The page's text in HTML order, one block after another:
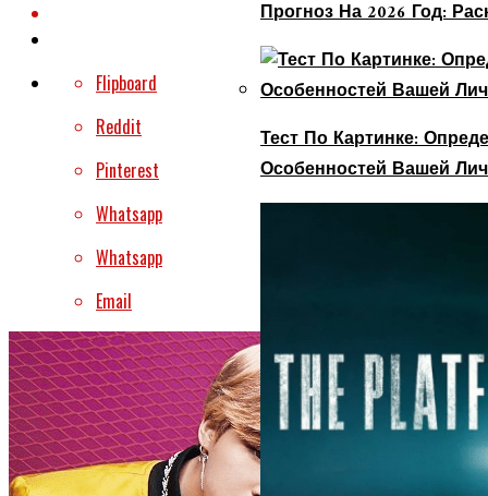
Прогноз На 2026 Год:
Тест По Картинке:
Особенностей Вашей
Flipboard
Reddit
Pinterest
Whatsapp
Whatsapp
Email